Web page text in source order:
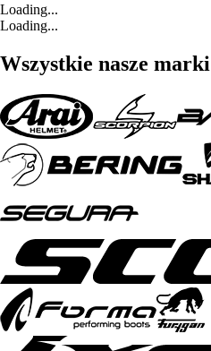
Loading...
Loading...
Wszystkie nasze marki